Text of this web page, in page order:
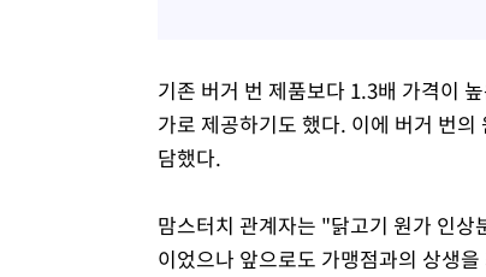
기존 버거 번 제품보다 1.3배 가격이
가로 제공하기도 했다. 이에 버거 번
담했다.
맘스터치 관계자는 "닭고기 원가 인상
이었으나 앞으로도 가맹점과의 상생